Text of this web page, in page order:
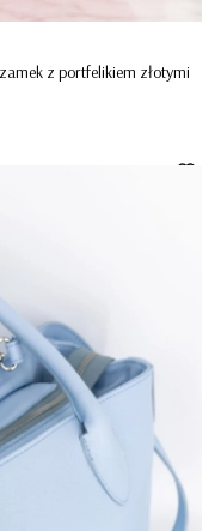
z portfelikiem złotymi